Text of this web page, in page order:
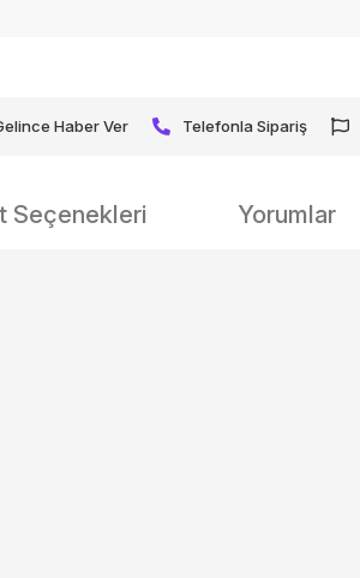
Haber Ver Telefonla Sipariş
Seçenekleri Yorumlar